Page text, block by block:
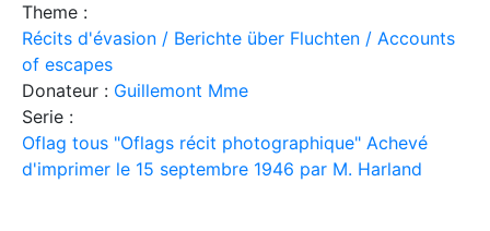
Theme :
Récits d'évasion / Berichte über Fluchten / Accounts
of escapes
Donateur : Guillemont Mme
Serie :
Oflag tous "Oflags récit photographique" Achevé
d'imprimer le 15 septembre 1946 par M. Harland